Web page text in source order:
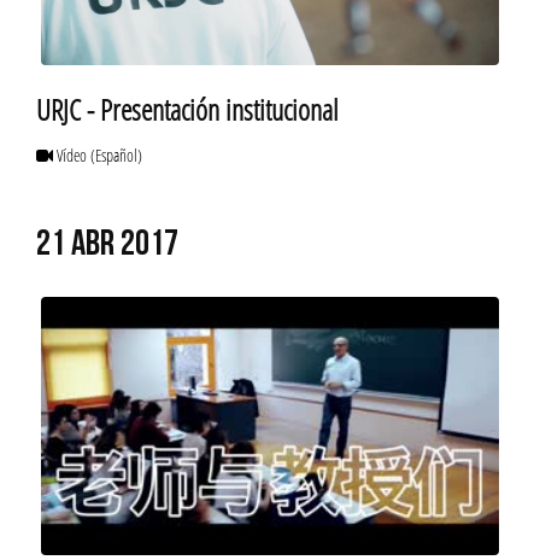
URJC - Presentación institucional
Vídeo(Español)
21 ABR 2017